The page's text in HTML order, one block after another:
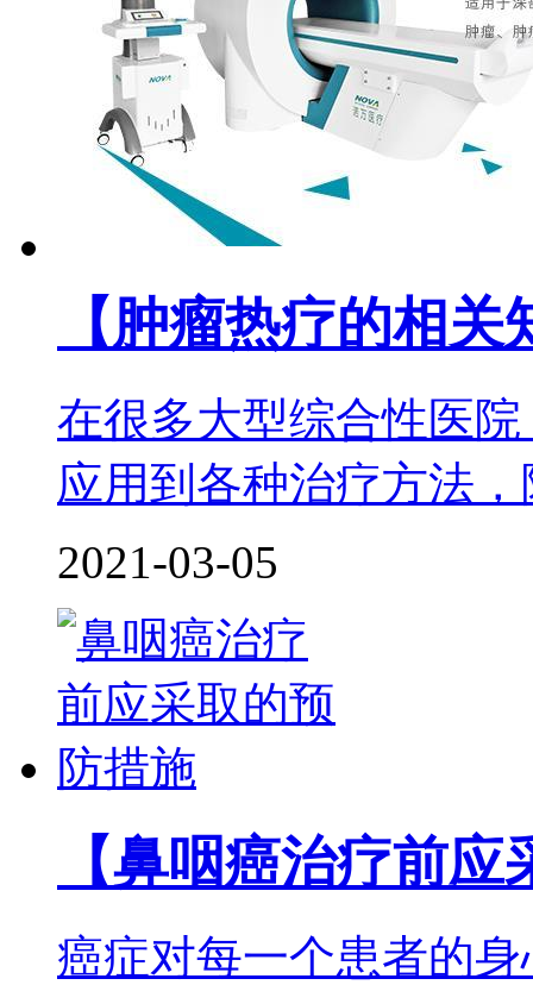
【肿瘤热疗的相
在很多大型综合性医
应用到各种治疗方法
2021-03-05
【鼻咽癌治疗前
癌症对每一个患者的